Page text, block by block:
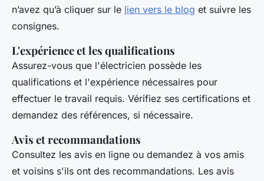
n’avez qu’à cliquer sur le lien vers le blog et suivre les
consignes.
L'expérience et les qualifications
Assurez-vous que l'électricien possède les
qualifications et l'expérience nécessaires pour
effectuer le travail requis. Vérifiez ses certifications et
demandez des références, si nécessaire.
Avis et recommandations
Consultez les avis en ligne ou demandez à vos amis
et voisins s'ils ont des recommandations. Les avis